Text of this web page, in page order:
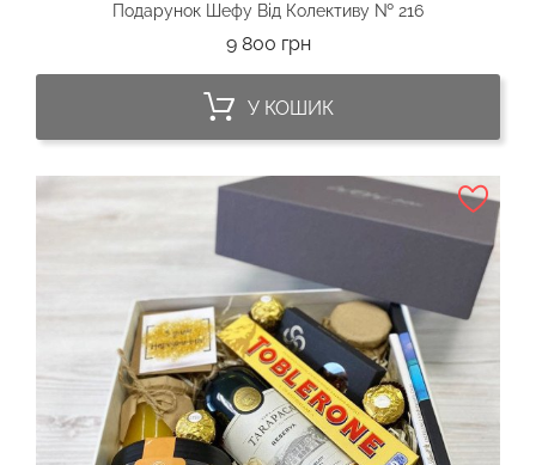
Подарунок Шефу Від Колективу № 216
9 800 грнЦіна
У КОШИК